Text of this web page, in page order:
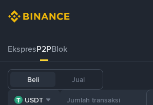
EkspresP2PBlok
Beli Jual
USDT